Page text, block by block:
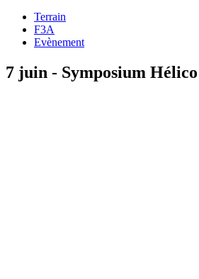
Terrain
F3A
Evènement
7 juin - Symposium